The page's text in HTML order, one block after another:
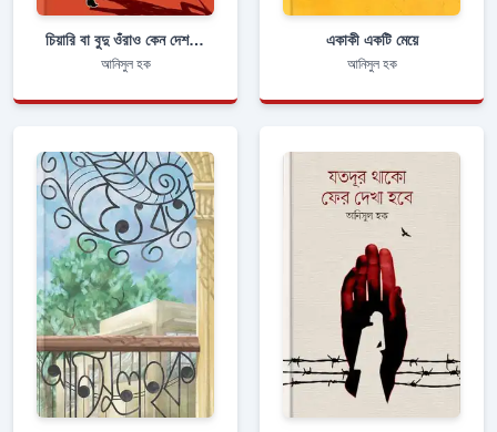
চিয়ারি বা বুদু ওঁরাও কেন দেশত্যাগ করেছিল
আনিসুল হক
একাকী একটি মেয়ে
আনিসুল হক